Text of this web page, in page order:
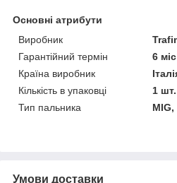
Основні атрибути
Виробник
Гарантійний термін
6 міс
Країна виробник
Кількість в упаковці
1 шт.
Тип пальника
MIG,
Умови доставки